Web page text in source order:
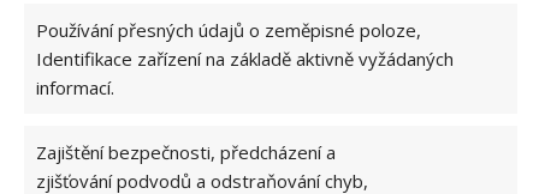
Používání přesných údajů o zeměpisné poloze,
Identifikace zařízení na základě aktivně vyžádaných
informací.
Zajištění bezpečnosti, předcházení a
zjišťování podvodů a odstraňování chyb,
Kvalita vody.
Voda vhodná pro závlahové
systémy ječistá a prostá patogenů. Některé
systémy vyžadují
zavlažování kapkovači, aby se předešlo jejich
ucpávání.